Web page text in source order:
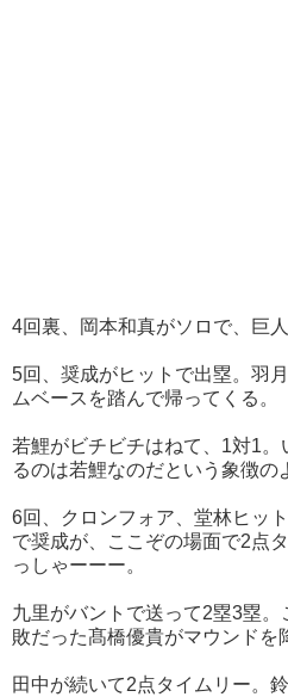
4回裏、岡本和真がソロで、巨人
5回、奨成がヒットで出塁。羽
ムベースを踏んで帰ってくる。
若鯉がビチビチはねて、1対1
るのは若鯉なのだという象徴の
6回、クロンフォア、堂林ヒッ
で奨成が、ここぞの場面で2点
っしゃーーー。
九里がバントで送って2塁3塁
敗だった髙橋優貴がマウンドを
田中が続いて2点タイムリー。